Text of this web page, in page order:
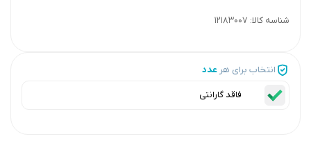
شناسه کالا: 12183007
انتخاب برای هر عدد
فاقد گارانتی